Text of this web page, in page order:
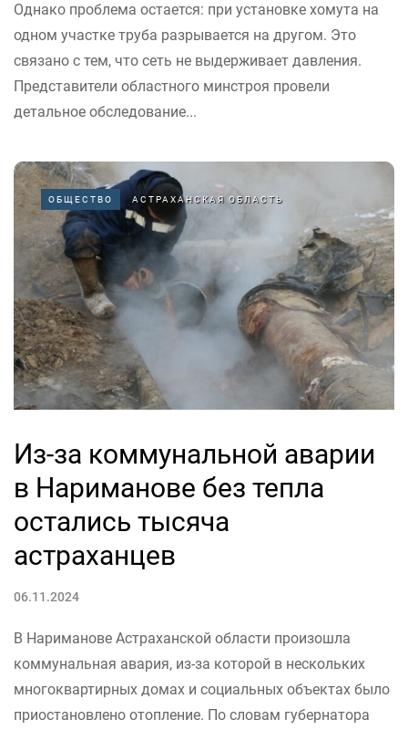
Однако проблема остается: при установке хомута на
одном участке труба разрывается на другом. Это
связано с тем, что сеть не выдерживает давления.
Представители областного минстроя провели
детальное обследование...
ОБЩЕСТВО АСТРАХАНСКАЯ ОБЛАСТЬ
Из-за коммунальной аварии
в Нариманове без тепла
остались тысяча
астраханцев
06.11.2024
В Нариманове Астраханской области произошла
коммунальная авария, из-за которой в нескольких
многоквартирных домах и социальных объектах было
приостановлено отопление. По словам губернатора